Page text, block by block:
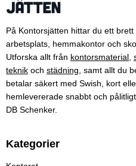
På Kontorsjätten hittar du ett
arbetsplats, hemmakontor och
Utforska allt från kontorsmaterial
teknik och städning , samt allt du
betalar säkert med Swish, kort
hemlevererade snabbt och
DB Schenker.
Kategorier